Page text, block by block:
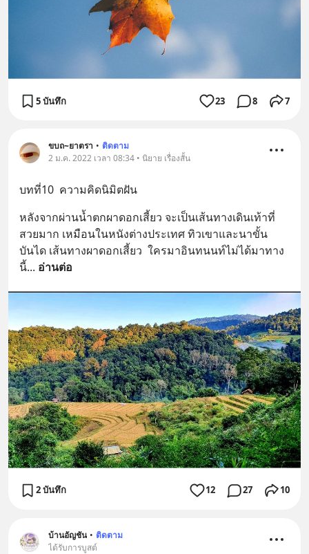
5 บันทึก 23 8 7
ขบถ~ยาตรา • ติดตาม
2 ม.ค. 2022 เวลา 08:34 • นิยาย เรื่องสั้น
บทที่10  ความคิดนิมิตฝัน
หลังจากผ่านน้ำตกผาดอกเสี้ยว จะเป็นเส้นทางเดินเท้าที่
สวยมาก เหมือนในหนังต่างประเทศ ทิวเขาและนาขั้น
บันได เส้นทางผาดอกเสี้ยว  ใครมาอินทนนท์ไม่ได้มาทาง
นี้... อ่านต่อ
2 บันทึก 12 27 10
บ้านอัญชัน • ติดตาม
ได้รับการบูสต์